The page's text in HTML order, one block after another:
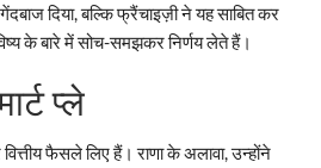
दिया, बल्कि फ्रैंचाइज़ी ने यह साबित कर
के बारे में सोच-समझकर निर्णय लेते हैं।
प्ले
फैसले लिए हैं। राणा के अलावा, उन्होंने